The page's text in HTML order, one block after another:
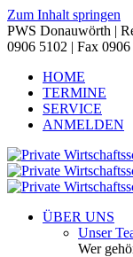
Zum Inhalt springen
PWS Donauwörth |
0906 5102 | Fax
HOME
TERMINE
SERVICE
ANMELDEN
ÜBER UNS
Unser
Wer